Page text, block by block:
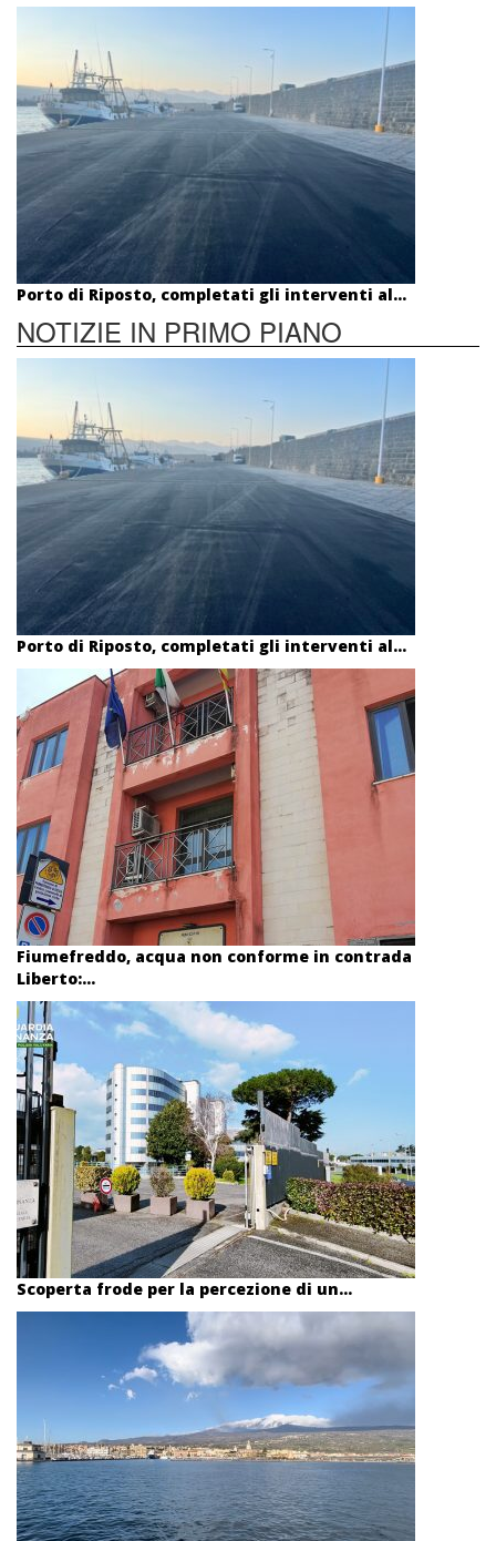
Porto di Riposto, completati gli interventi al...
NOTIZIE IN PRIMO PIANO
Porto di Riposto, completati gli interventi al...
Fiumefreddo, acqua non conforme in contrada
Liberto:...
Scoperta frode per la percezione di un...